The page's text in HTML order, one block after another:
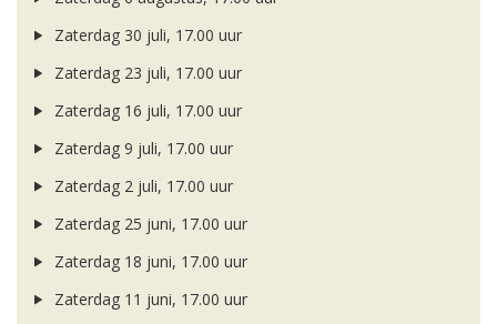
Zaterdag 30 juli, 17.00 uur
Zaterdag 23 juli, 17.00 uur
Zaterdag 16 juli, 17.00 uur
Zaterdag 9 juli, 17.00 uur
Zaterdag 2 juli, 17.00 uur
Zaterdag 25 juni, 17.00 uur
Zaterdag 18 juni, 17.00 uur
Zaterdag 11 juni, 17.00 uur